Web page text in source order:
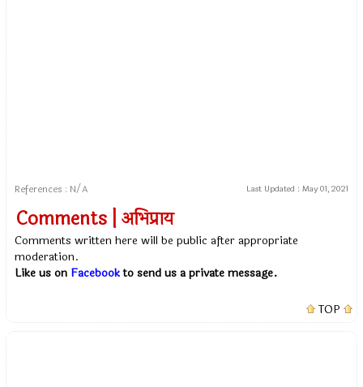
References : N/A Last Updated : May 01, 2021
Comments | अभिप्राय
Comments written here will be public after appropriate
moderation.
Like us on Facebookto send us a private message.
TOP